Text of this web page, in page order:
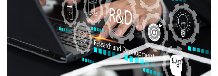
เพื่อเป็นการแก้ปัญหาดังกล่าวอย่างเป็นรูปธรรม ชัยวัฒน์ได้
นำเสนอระบบที่เรียกว่า ‘Bangkok Red Flag AI’ ซึ่งจะเข้ามา
ทำหน้าที่ตรวจสอบและแจ้งเตือนความผิดปกติ โดยประกอบ
ด้วยการทำงานหลัก 7 ด้าน